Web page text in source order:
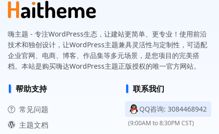
嗨主题 - 专注WordPress生态，让建站更简单、更专业！使用前沿
技术和独创设计，让WordPress主题兼具灵活性与定制性，可适配
企业官网、电商、博客、作品集等多元场景，是您项目的完美搭
档。本站是购买嗨达WordPress主题正版授权的唯一官方网站。
帮助支持
常见问题
主题文档
联系我们
QQ咨询: 3084468942
(9:00AM to 8:30PM CST)